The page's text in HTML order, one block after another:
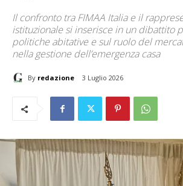
Il confronto tra FIMAA Italia e il
istituzionale si inserisce in un dibattito
politiche abitative e sul ruolo del
nella gestione dell’emergenza casa
By redazione 3 Luglio 2026